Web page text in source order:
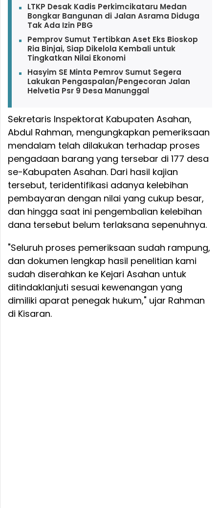
LTKP Desak Kadis Perkimcikataru Medan
Bongkar Bangunan di Jalan Asrama Diduga
Tak Ada Izin PBG
Pemprov Sumut Tertibkan Aset Eks Bioskop
Ria Binjai, Siap Dikelola Kembali untuk
Tingkatkan Nilai Ekonomi
Hasyim SE Minta Pemrov Sumut Segera
Lakukan Pengaspalan/Pengecoran Jalan
Helvetia Psr 9 Desa Manunggal
Sekretaris Inspektorat Kabupaten Asahan,
Abdul Rahman, mengungkapkan pemeriksaan
mendalam telah dilakukan terhadap proses
pengadaan barang yang tersebar di 177 desa
se-Kabupaten Asahan. Dari hasil kajian
tersebut, teridentifikasi adanya kelebihan
pembayaran dengan nilai yang cukup besar,
dan hingga saat ini pengembalian kelebihan
dana tersebut belum terlaksana sepenuhnya.
"Seluruh proses pemeriksaan sudah rampung,
dan dokumen lengkap hasil penelitian kami
sudah diserahkan ke Kejari Asahan untuk
ditindaklanjuti sesuai kewenangan yang
dimiliki aparat penegak hukum," ujar Rahman
di Kisaran.